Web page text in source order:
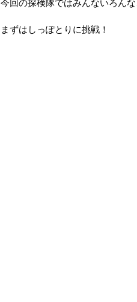
今回の探検隊ではみんないろん
まずはしっぽとりに挑戦！